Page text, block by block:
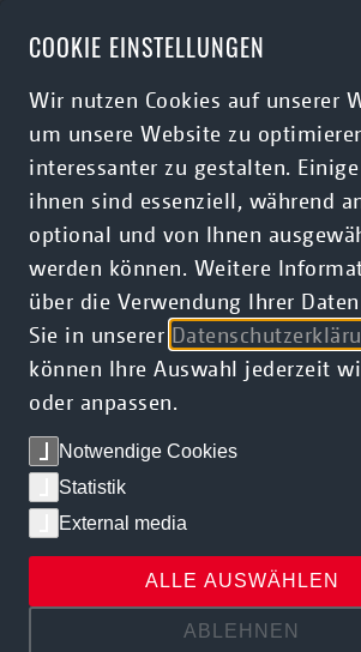
COOKIE EINSTELLUNGEN
Wir nutzen Cookies auf unserer
um unsere Website zu
interessanter zu gestalten.
ihnen sind essenziell, während
optional und von Ihnen
werden können. Weitere
über die Verwendung Ihrer
Sie in unserer
können Ihre Auswahl jederzeit
oder anpassen.
Notwendige Cookies
Statistik
External media
ALLE AUSWÄHLEN
ABLEHNEN